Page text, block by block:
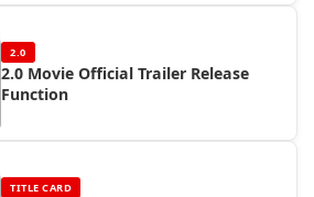
2.0
2.0 Movie Official Trailer Release
Function
TITLE CARD